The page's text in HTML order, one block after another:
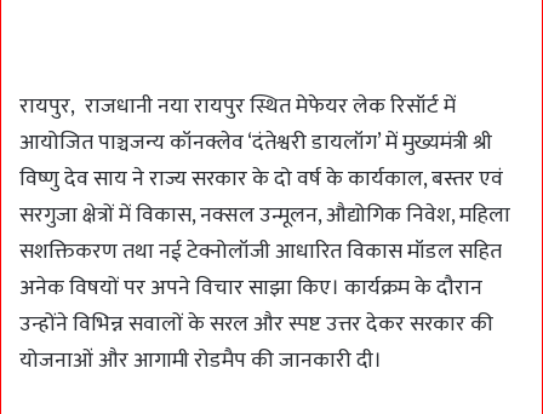
रायपुर, राजधानी नया रायपुर स्थित मेफेयर लेक रिसॉर्ट में
आयोजित पाञ्चजन्य कॉनक्लेव ‘दंतेश्वरी डायलॉग’ में मुख्यमंत्री श्री
विष्णु देव साय ने राज्य सरकार के दो वर्ष के कार्यकाल, बस्तर एवं
सरगुजा क्षेत्रों में विकास, नक्सल उन्मूलन, औद्योगिक निवेश, महिला
सशक्तिकरण तथा नई टेक्नोलॉजी आधारित विकास मॉडल सहित
अनेक विषयों पर अपने विचार साझा किए। कार्यक्रम के दौरान
उन्होंने विभिन्न सवालों के सरल और स्पष्ट उत्तर देकर सरकार की
योजनाओं और आगामी रोडमैप की जानकारी दी।